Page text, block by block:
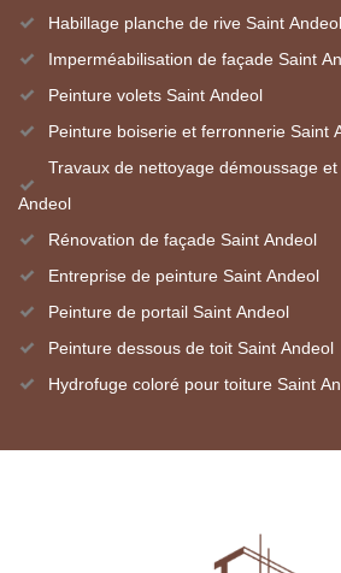
Habillage planche de rive Saint Andeol
Imperméabilisation de façade Saint
Peinture volets Saint Andeol
Peinture boiserie et ferronnerie Saint
Travaux de nettoyage démoussage
Andeol
Rénovation de façade Saint Andeol
Entreprise de peinture Saint Andeol
Peinture de portail Saint Andeol
Peinture dessous de toit Saint Andeol
Hydrofuge coloré pour toiture Saint